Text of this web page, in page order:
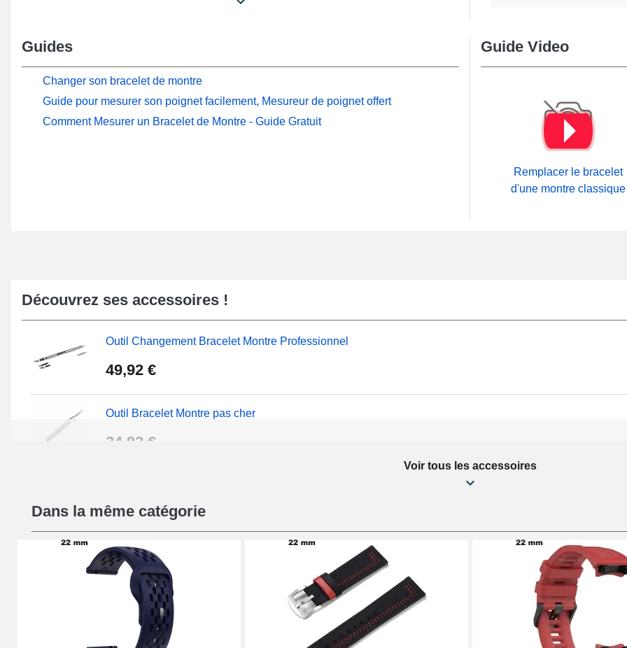
Guides
Changer son bracelet de montre
Guide pour mesurer son poignet facilement, Mesureur de poignet offert
Comment Mesurer un Bracelet de Montre - Guide Gratuit
Guide Video
Remplacer le bracelet
d'une montre classique
Découvrez ses accessoires !
Outil Changement Bracelet Montre Professionnel
49,92 €
Outil Bracelet Montre pas cher
34,92 €
16,90 €
Pied à Coulisse Numérique
9,90 €
Pince à Poinçonner (pince trou)
Voir tous les accessoires
Dans la même catégorie